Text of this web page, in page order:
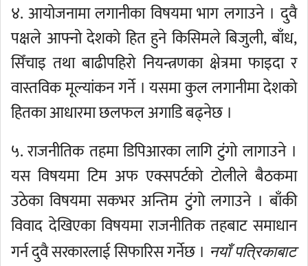
४. आयोजनामा लगानीका विषयमा भाग लगाउने । दुवै
पक्षले आफ्नो देशको हित हुने किसिमले बिजुली, बाँध,
सिँचाइ तथा बाढीपहिरो नियन्त्रणका क्षेत्रमा फाइदा र
वास्तविक मूल्यांकन गर्ने । यसमा कुल लगानीमा देशको
हितका आधारमा छलफल अगाडि बढ्नेछ ।
५. राजनीतिक तहमा डिपिआरका लागि टुंगो लागाउने ।
यस विषयमा टिम अफ एक्सपर्टको टोलीले बैठकमा
उठेका विषयमा सकभर अन्तिम टुंगो लगाउने । बाँकी
विवाद देखिएका विषयमा राजनीतिक तहबाट समाधान
गर्न दुवै सरकारलाई सिफारिस गर्नेछ । नयाँ पत्रिकाबाट